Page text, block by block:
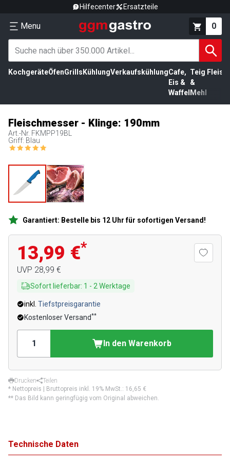
Hilfecenter Ersatzteile
Menu 0
KochgeräteÖfenGrills KühlungVerkaufskühlungCafe,
Eis &
Waffel
Teig
&
Mehl
Fleischmesser - Klinge: 190mm
Art.-Nr. FKMPP19BL
Griff: Blau
Garantiert: Bestelle bis 12 Uhr für sofortigen Versand!
13,99 €*
UVP 28,99 €
Sofort lieferbar: 1 - 2 Werktage
inkl. Tiefstpreisgarantie
Kostenloser Versand**
In den Warenkorb
Drucken
Teilen
* Nettopreis | Bruttopreis inkl. 19% MwSt.: 16,65 €
** Das Bild kann geringfügig vom Original abweichen.
Technische Daten